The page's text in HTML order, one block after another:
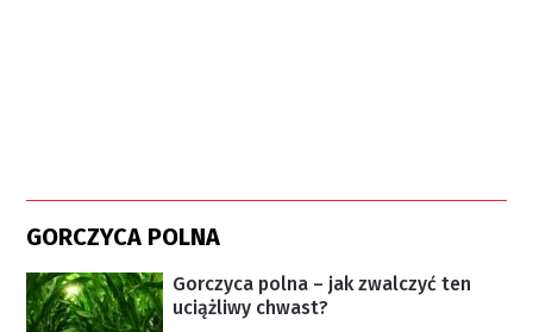
GORCZYCA POLNA
Gorczyca polna – jak zwalczyć ten
uciążliwy chwast?